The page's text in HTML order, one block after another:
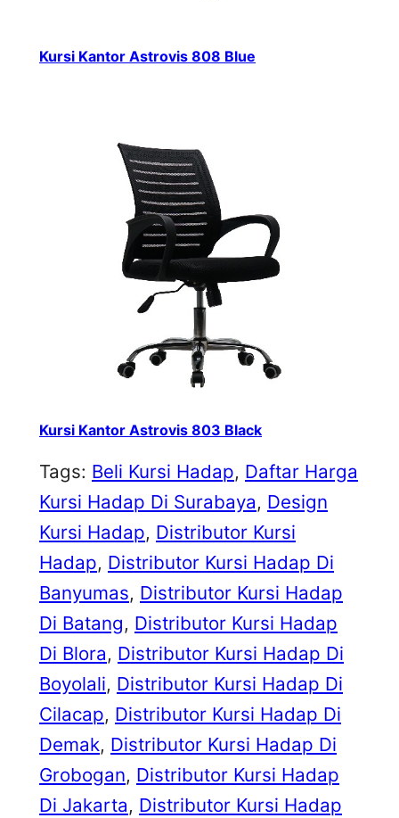
Kursi Kantor Astrovis 808 Blue
Kursi Kantor Astrovis 803 Black
Tags: Beli Kursi Hadap, Daftar Harga
Kursi Hadap Di Surabaya, Design
Kursi Hadap, Distributor Kursi
Hadap, Distributor Kursi Hadap Di
Banyumas, Distributor Kursi Hadap
Di Batang, Distributor Kursi Hadap
Di Blora, Distributor Kursi Hadap Di
Boyolali, Distributor Kursi Hadap Di
Cilacap, Distributor Kursi Hadap Di
Demak, Distributor Kursi Hadap Di
Grobogan, Distributor Kursi Hadap
Di Jakarta, Distributor Kursi Hadap